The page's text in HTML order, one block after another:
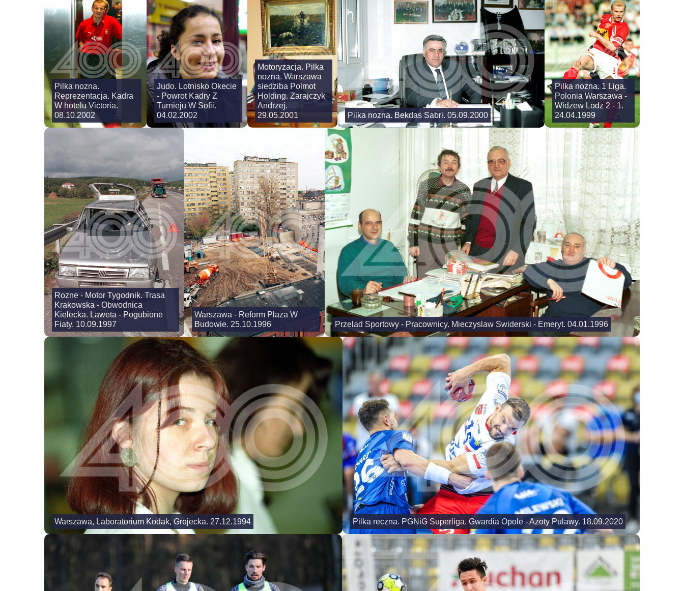
Pilka nozna.
Reprezentacja. Kadra
W hotelu Victoria.
08.10.2002
Judo. Lotnisko Okecie
- Powrot Kadry Z
Turnieju W Sofii.
04.02.2002
Motoryzacja. Pilka
nozna. Warszawa
siedziba Polmot
Holding. Zarajczyk
Andrzej.
29.05.2001
Pilka nozna. Bekdas Sabri. 05.09.2000
Pilka nozna. 1 Liga.
Polonia Warszawa -
Widzew Lodz 2 - 1.
24.04.1999
Rozne - Motor Tygodnik. Trasa
Krakowska - Obwodnica
Kielecka. Laweta - Pogubione
Fiaty. 10.09.1997
Warszawa - Reform Plaza W
Budowie. 25.10.1996
Przelad Sportowy - Pracownicy. Mieczyslaw Swiderski - Emeryt. 04.01.1996
Warszawa, Laboratorium Kodak, Grojecka. 27.12.1994 Pilka reczna. PGNiG Superliga. Gwardia Opole - Azoty Pulawy. 18.09.2020